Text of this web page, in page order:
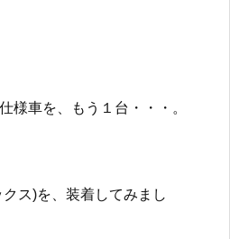
様車を、もう１台・・・。
クス)を、装着してみまし